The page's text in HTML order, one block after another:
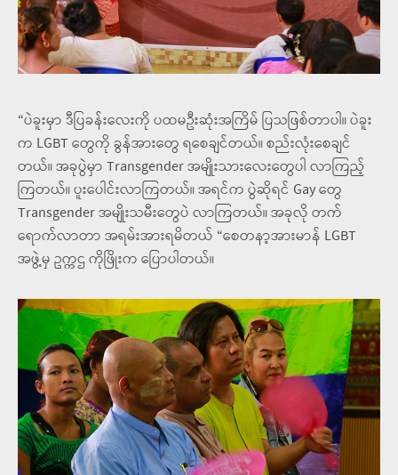
“ပဲခူးမှာ ဒီပြခန်းလေးကို ပထမဦးဆုံးအကြိမ် ပြသဖြစ်တာပါ။ ပဲခူး
က LGBT တွေကို ခွန်အားတွေ ရစေချင်တယ်။ စည်းလုံးစေချင်
တယ်။ အခုပွဲမှာ Transgender အမျိုးသားလေးတွေပါ လာကြည့်
ကြတယ်။ ပူးပေါင်းလာကြတယ်။ အရင်က ပွဲဆိုရင် Gay တွေ
Transgender အမျိုးသမီးတွေပဲ လာကြတယ်။ အခုလို တက်
ရောက်လာတာ အရမ်းအားရမိတယ် “စေတနာ့အားမာန် LGBT
အဖွဲ့မှ ဥက္ကဌ ကိုဖြိုးက ပြောပါတယ်။